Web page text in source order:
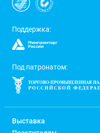
Поддержка:
Под патронатом:
Выставка